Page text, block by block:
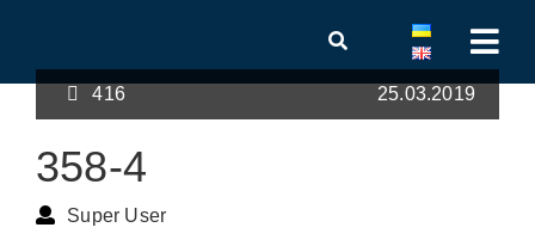
416 25.03.2019
358-4
Super User